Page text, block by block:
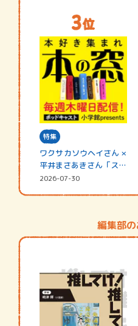
特集
ワクサカソウヘイさん ×
平井まさあきさん「スペ
シャ…
2026-07-30
編集部